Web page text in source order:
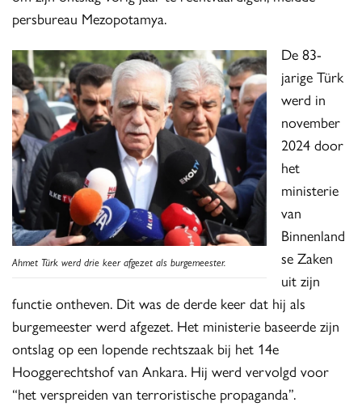
persbureau Mezopotamya.
Ahmet Türk werd drie keer afgezet als burgemeester.
De 83-
jarige Türk
werd in
november
2024 door
het
ministerie
van
Binnenland
se Zaken
uit zijn
functie ontheven. Dit was de derde keer dat hij als
burgemeester werd afgezet. Het ministerie baseerde zijn
ontslag op een lopende rechtszaak bij het 14e
Hooggerechtshof van Ankara. Hij werd vervolgd voor
“het verspreiden van terroristische propaganda”.